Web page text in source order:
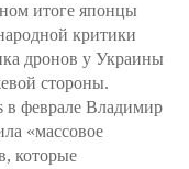
итоге японцы
критики
дронов у Украины
стороны.
в феврале Владимир
«массовое
которые